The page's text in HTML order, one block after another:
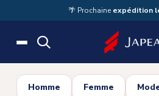
Skip to main content🌴 Prochaine expédition
Homme Femme